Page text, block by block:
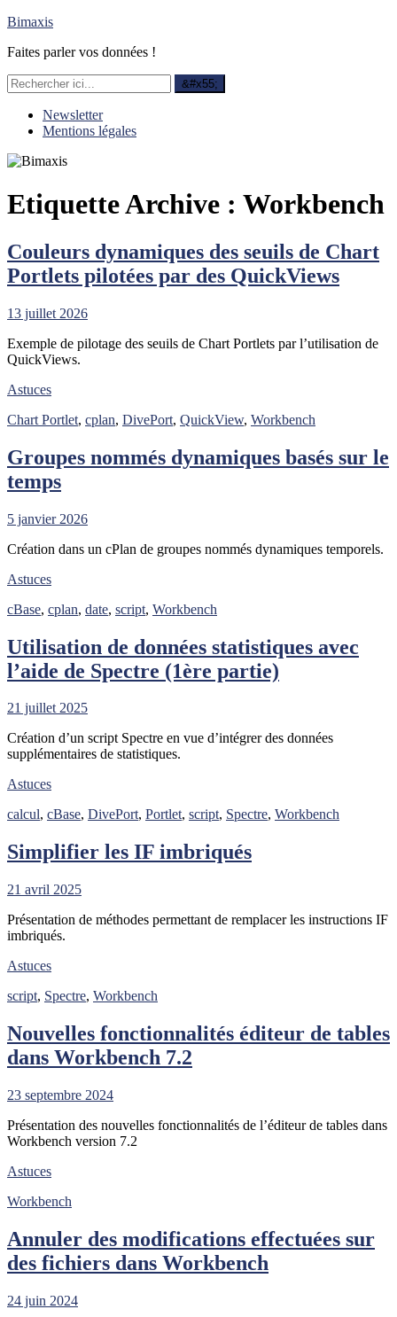
Bimaxis
Faites parler vos données !
Newsletter
Mentions légales
Etiquette Archive : Workbench
Couleurs dynamiques des seuils de Chart
Portlets pilotées par des QuickViews
13 juillet 2026
Exemple de pilotage des seuils de Chart Portlets par l’utilisation de
QuickViews.
Astuces
Chart Portlet, cplan, DivePort, QuickView, Workbench
Groupes nommés dynamiques basés sur le
temps
5 janvier 2026
Création dans un cPlan de groupes nommés dynamiques temporels.
Astuces
cBase, cplan, date, script, Workbench
Utilisation de données statistiques avec
l’aide de Spectre (1ère partie)
21 juillet 2025
Création d’un script Spectre en vue d’intégrer des données
supplémentaires de statistiques.
Astuces
calcul, cBase, DivePort, Portlet, script, Spectre, Workbench
Simplifier les IF imbriqués
21 avril 2025
Présentation de méthodes permettant de remplacer les instructions IF
imbriqués.
Astuces
script, Spectre, Workbench
Nouvelles fonctionnalités éditeur de tables
dans Workbench 7.2
23 septembre 2024
Présentation des nouvelles fonctionnalités de l’éditeur de tables dans
Workbench version 7.2
Astuces
Workbench
Annuler des modifications effectuées sur
des fichiers dans Workbench
24 juin 2024